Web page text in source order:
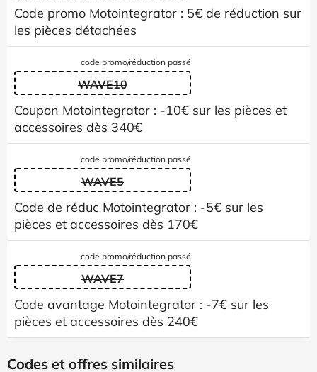
Code promo Motointegrator : 5€ de réduction sur
les pièces détachées
code promo/réduction passé
WAVE10
Coupon Motointegrator : -10€ sur les pièces et
accessoires dès 340€
code promo/réduction passé
WAVE5
Code de réduc Motointegrator : -5€ sur les
pièces et accessoires dès 170€
code promo/réduction passé
WAVE7
Code avantage Motointegrator : -7€ sur les
pièces et accessoires dès 240€
Codes et offres similaires